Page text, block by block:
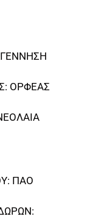
ΟΡΦΕΑΣ
ΠΑΟ